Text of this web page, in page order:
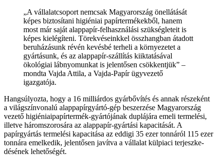
„A vállalatcsoport nemcsak Magyarország önellá­tását
képes biztosítani higiéniai papírtermékek­ből, hanem
most már saját alappapír-felhasználási szükségleteit is
képes kielégíteni. Törekvéseinkkel összhangban átadott
beruházásunk révén kevésbé terheli a környezetet a
gyártásunk, és az alappa­pír-szállítás kiiktatásával
ökológiai lábnyomunkat is jelentősen csökkentjük” –
mondta Vajda Attila, a Vajda-Papír ügyvezető
igazgatója.
Hangsúlyozta, hogy a 16 milliárdos gyárbővítés és annak részeként
a világszínvonalú alappapírgyár­tó-gép beszerzése Magyarország
vezető higiéni­aipapírtermék-gyártójának duplájára emeli terme­lési,
illetve háromszorosára az alappapír-gyártási kapacitását. A
papírgyártás termelési kapacitása az eddigi 35 ezer tonnáról 115 ezer
tonnára emelke­dik, jelentősen javítva a vállalat külpiaci terjeszke­
désének lehetőségét.